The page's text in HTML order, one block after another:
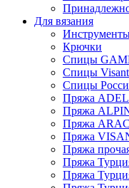
Для вязания
Крючки
Спицы
Спицы
Спицы
Пряжа
Пряжа
Пряжа
Пряжа
Пряжа
Пряжа
Пряжа